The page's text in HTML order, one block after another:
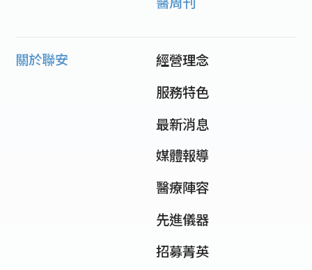
關於聯安
經營理念
服務特色
最新消息
媒體報導
醫療陣容
先進儀器
招募菁英